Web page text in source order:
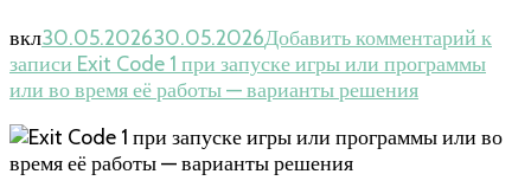
вкл30.05.202630.05.2026Добавить комментарий к
записи Exit Code 1 при запуске игры или программы
или во время её работы — варианты решения